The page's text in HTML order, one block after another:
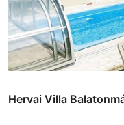
Hervai Villa